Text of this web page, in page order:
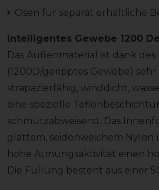
Ösen für separat erhältliche
Intelligentes Gewebe 1200
Das Außenmaterial ist dank
(1200D/geripptes Gewebe)
strapazierfähig, winddicht,
eine spezielle
schmutzabweisend. Das
glattem, seidenweichem
hohe Atmungsaktivität einen
Die Füllung besteht aus einer